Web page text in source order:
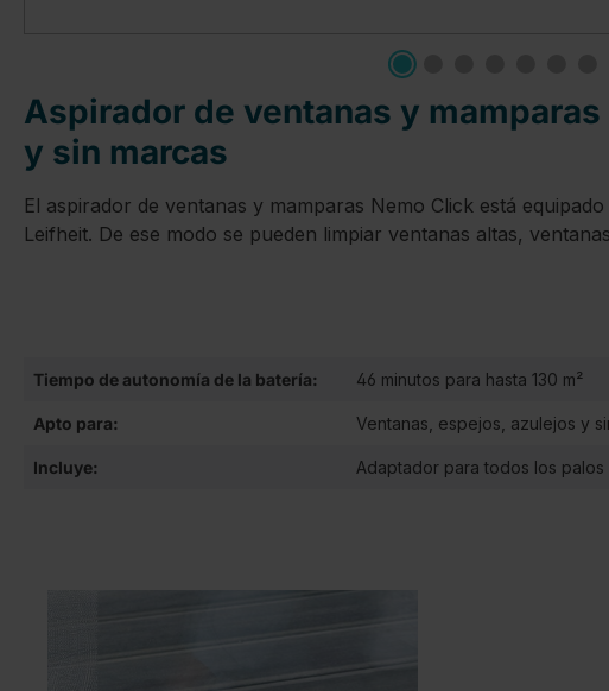
Aspirador de ventanas y
y sin marcas
El aspirador de ventanas y mamparas Nemo Click está
Leifheit. De ese modo se pueden limpiar ventanas altas,
Tiempo de autonomía de la batería: 46 minutos para hasta 130 m²
Apto para: Ventanas, espejos, azulejos y
Incluye: Adaptador para todos los palos